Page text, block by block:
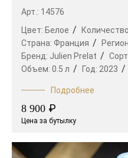
Арт.: 14576
Цвет: Белое
Страна: Франция
Бренд: Julien Prelat
Объем: 0.5 л Год: 2023
Подробнее
8 900 ₽
Цена за бутылку